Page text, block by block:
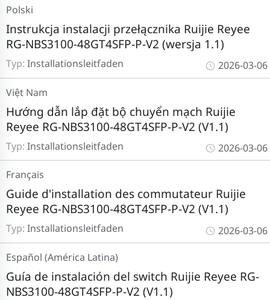
Typ: Installationsleitfaden
Instrukcja instalacji przełącznika Ruijie Reyee
RG-NBS3100-48GT4SFP-P-V2 (wersja 1.1)
Polski
2026-03-06
Typ: Installationsleitfaden
Hướng dẫn lắp đặt bộ chuyển mạch Ruijie
Reyee RG-NBS3100-48GT4SFP-P-V2 (V1.1)
Việt Nam
2026-03-06
Typ: Installationsleitfaden
Guide d'installation des commutateur Ruijie
Reyee RG-NBS3100-48GT4SFP-P-V2 (V1.1)
Français
2026-03-06
Guía de instalación del switch Ruijie Reyee RG-
NBS3100-48GT4SFP-P-V2 (V1.1)
Español (América Latina)